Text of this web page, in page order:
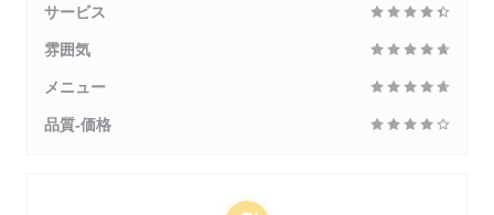
サービス
雰囲気
メニュー
品質-価格